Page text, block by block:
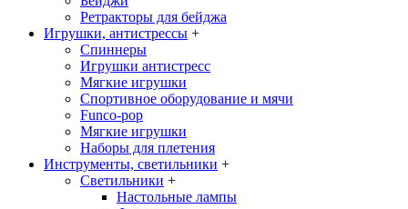
Ретракторы для бейджа
Игрушки, антистрессы +
Спиннеры
Игрушки антистресс
Мягкие игрушки
Спортивное оборудование и мячи
Funco-pop
Мягкие игрушки
Наборы для плетения
Инструменты, светильники +
Светильники +
Настольные лампы